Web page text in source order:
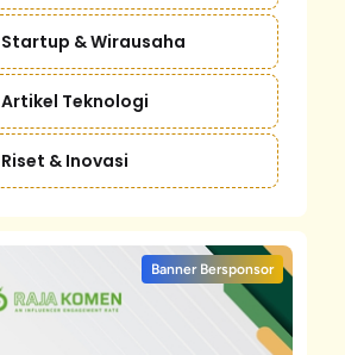
Startup & Wirausaha
Artikel Teknologi
Riset & Inovasi
Banner Bersponsor